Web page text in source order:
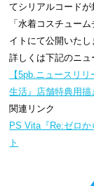
てシリアルコードが
「水着コスチュー
イトにて公開いたし
詳しくは下記のニュ
【5pb.ニュースリ
生活』店舗特典用
関連リンク
PS Vita『Re:ゼロ
ト